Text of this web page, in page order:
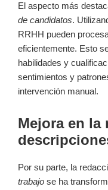
El aspecto más
de candidatos.
RRHH pueden
eficientemente. Esto
habilidades y
sentimientos y
intervención manual.
Mejora en la
Por su parte, la
trabajo se ha